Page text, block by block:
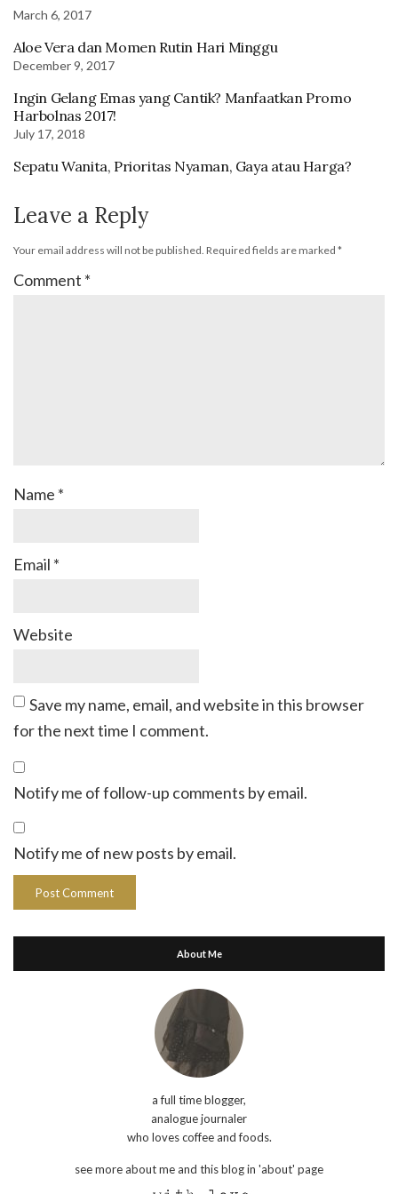
March 6, 2017
Aloe Vera dan Momen Rutin Hari Minggu
December 9, 2017
Ingin Gelang Emas yang Cantik? Manfaatkan Promo
Harbolnas 2017!
July 17, 2018
Sepatu Wanita, Prioritas Nyaman, Gaya atau Harga?
Leave a Reply
Your email address will not be published. Required fields are marked *
Comment *
Name *
Email *
Website
Save my name, email, and website in this browser
for the next time I comment.
Notify me of follow-up comments by email.
Notify me of new posts by email.
About Me
a full time blogger,
analogue journaler
who loves coffee and foods.
see more about me and this blog in 'about' page